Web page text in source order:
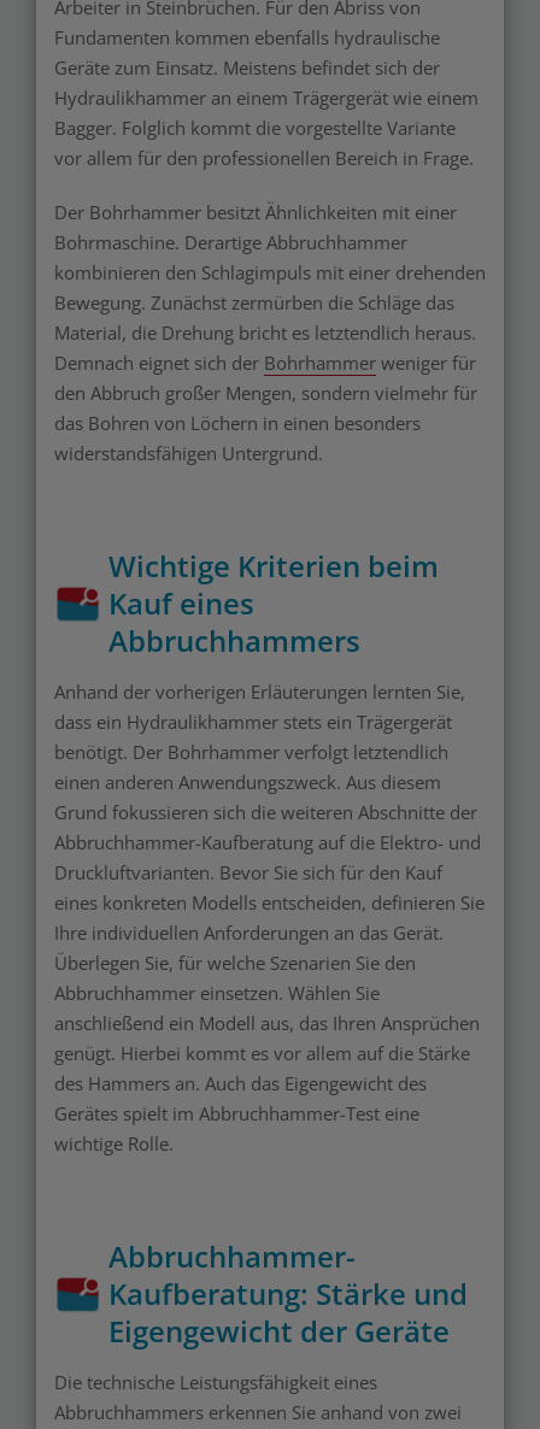
Arbeiter in Steinbrüchen. Für den Abriss von
Fundamenten kommen ebenfalls hydraulische
Geräte zum Einsatz. Meistens befindet sich der
Hydraulikhammer an einem Trägergerät wie einem
Bagger. Folglich kommt die vorgestellte Variante
vor allem für den professionellen Bereich in Frage.
Der Bohrhammer besitzt Ähnlichkeiten mit einer
Bohrmaschine. Derartige Abbruchhammer
kombinieren den Schlagimpuls mit einer drehenden
Bewegung. Zunächst zermürben die Schläge das
Material, die Drehung bricht es letztendlich heraus.
Demnach eignet sich der Bohrhammer weniger für
den Abbruch großer Mengen, sondern vielmehr für
das Bohren von Löchern in einen besonders
widerstandsfähigen Untergrund.
Wichtige Kriterien beim
Kauf eines
Abbruchhammers
Anhand der vorherigen Erläuterungen lernten Sie,
dass ein Hydraulikhammer stets ein Trägergerät
benötigt. Der Bohrhammer verfolgt letztendlich
einen anderen Anwendungszweck. Aus diesem
Grund fokussieren sich die weiteren Abschnitte der
Abbruchhammer-Kaufberatung auf die Elektro- und
Druckluftvarianten. Bevor Sie sich für den Kauf
eines konkreten Modells entscheiden, definieren Sie
Ihre individuellen Anforderungen an das Gerät.
Überlegen Sie, für welche Szenarien Sie den
Abbruchhammer einsetzen. Wählen Sie
anschließend ein Modell aus, das Ihren Ansprüchen
genügt. Hierbei kommt es vor allem auf die Stärke
des Hammers an. Auch das Eigengewicht des
Gerätes spielt im Abbruchhammer-Test eine
wichtige Rolle.
Abbruchhammer-
Kaufberatung: Stärke und
Eigengewicht der Geräte
Die technische Leistungsfähigkeit eines
Abbruchhammers erkennen Sie anhand von zwei